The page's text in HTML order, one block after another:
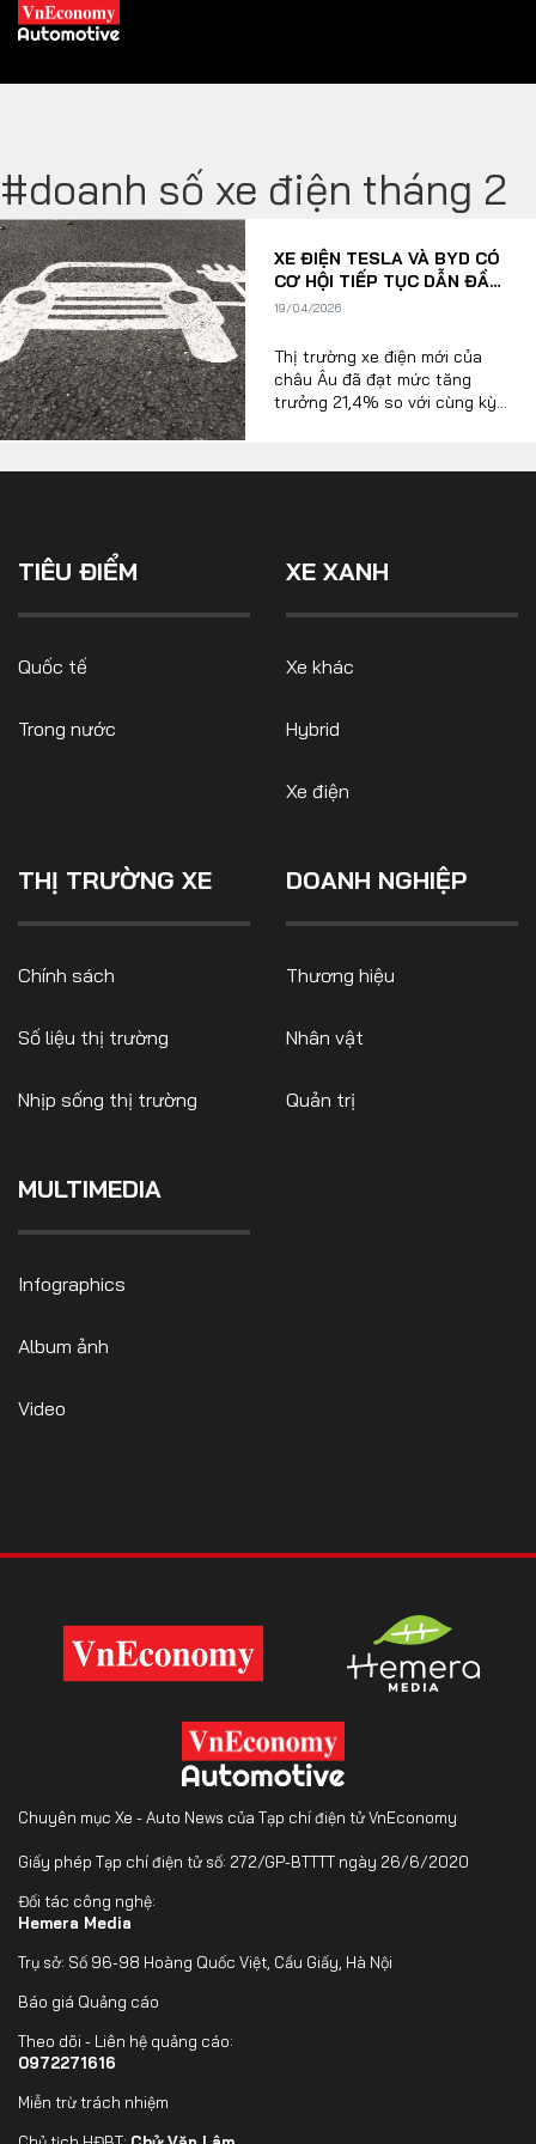
Trang chủ
Tiêu điểm
XE XANH
Xe khác
Hybrid
Xe điện
THỊ TRƯỜNG XE
Số liệu thị trường
MULTIMEDIA
Infographics
TRA CỨU XE
DÒNG XE
FOLLOW US
0972271616
#doanh số xe điện tháng 2
XE ĐIỆN TESLA VÀ BYD CÓ
CƠ HỘI TIẾP TỤC DẪN ĐẦU
TẠI CHÂU ÂU?
19/04/2026
Thị trường xe điện mới của
châu Âu đã đạt mức tăng
trưởng 21,4% so với cùng kỳ
được giao trong tháng, theo
đầu năm 2026, doanh số bán
xe điện tăng 20%, đạt
TIÊU ĐIỂM
Quốc tế
Trong nước
XE XANH
Xe khác
Hybrid
Xe điện
THỊ TRƯỜNG XE
Chính sách
Số liệu thị trường
Nhịp sống thị trường
DOANH NGHIỆP
Thương hiệu
Nhân vật
Quản trị
MULTIMEDIA
Infographics
Album ảnh
Video
Chuyên mục Xe - Auto News của Tạp chí điện tử VnEconomy
Giấy phép Tạp chí điện tử số: 272/GP-BTTTT ngày 26/6/2020
Đối tác công nghệ:
Hemera Media
Trụ sở: Số 96-98 Hoàng Quốc Việt, Cầu Giấy, Hà Nội
Báo giá Quảng cáo
Theo dõi - Liên hệ quảng cáo:
0972271616
Miễn trừ trách nhiệm